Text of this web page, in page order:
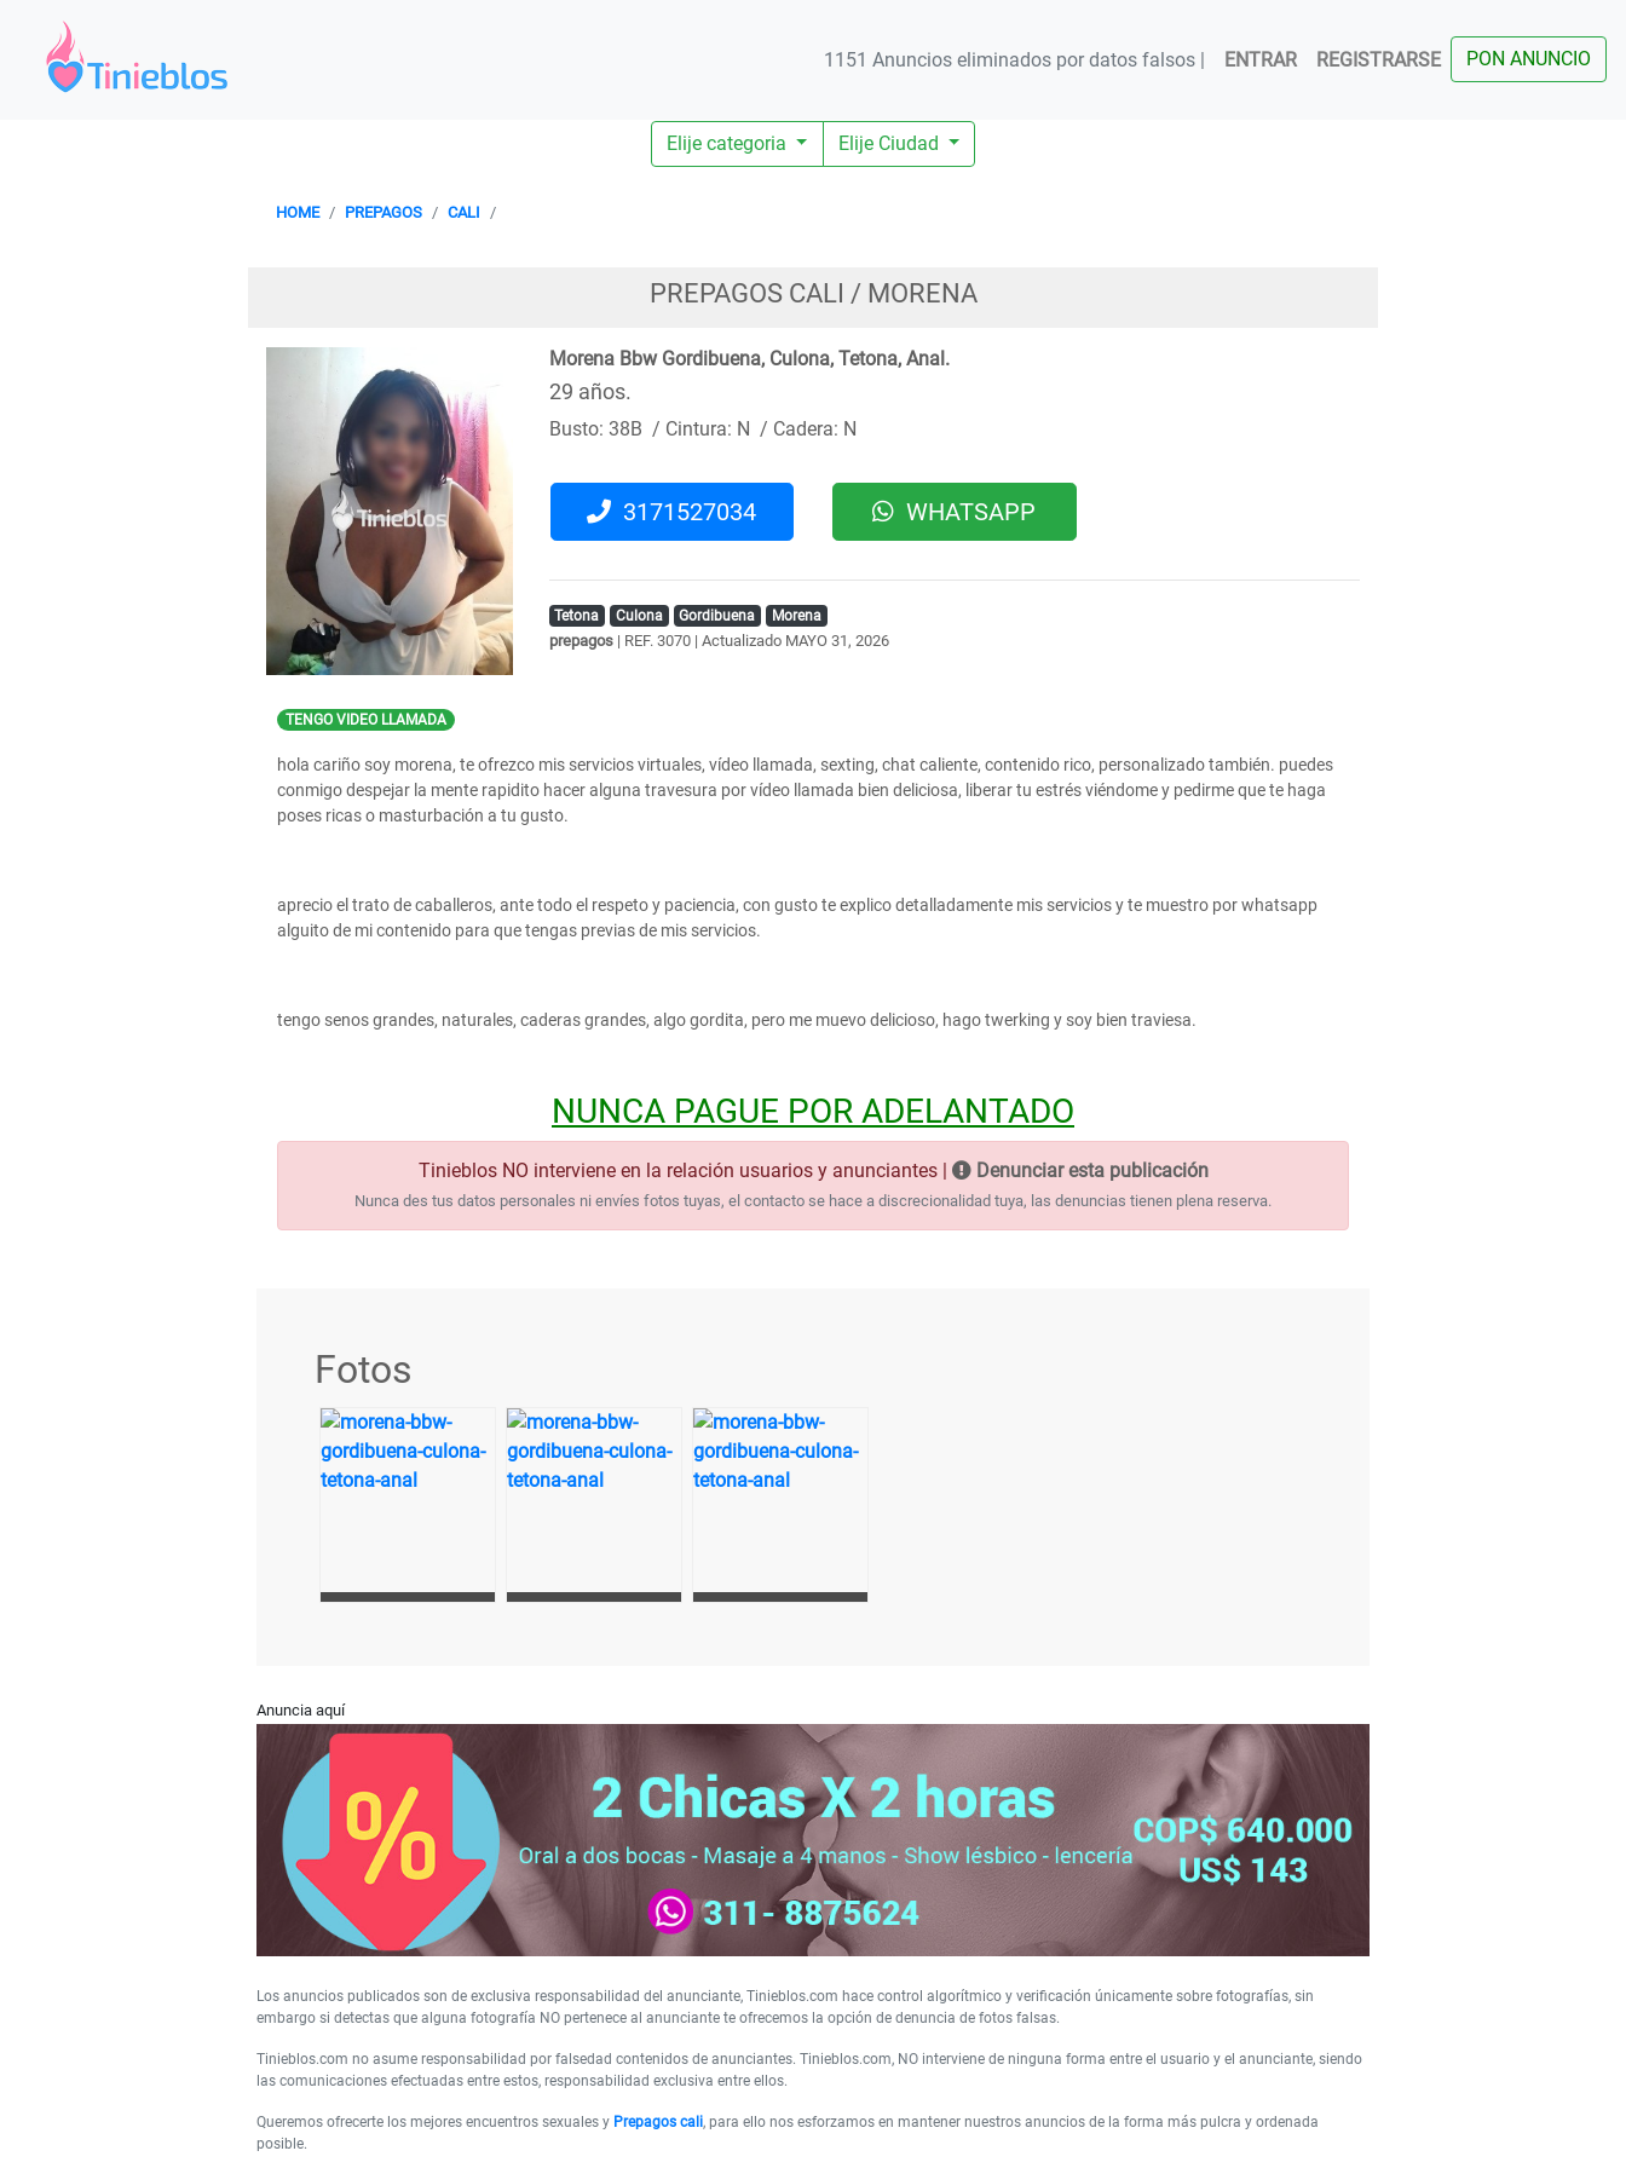
1151 Anuncios eliminados por datos falsos | ENTRAR REGISTRARSE PON ANUNCIO
Elije categoria Elije Ciudad
HOME PREPAGOS CALI
PREPAGOS CALI / MORENA
Morena Bbw Gordibuena, Culona, Tetona, Anal.
29 años.
Busto: 38B / Cintura: N / Cadera: N
3171527034 WHATSAPP
Tetona Culona Gordibuena Morena
prepagos| REF. 3070 | Actualizado MAYO 31, 2026
TENGO VIDEO LLAMADA
hola cariño soy morena, te ofrezco mis servicios virtuales, vídeo llamada, sexting, chat caliente, contenido rico, personalizado también. puedes
conmigo despejar la mente rapidito hacer alguna travesura por vídeo llamada bien deliciosa, liberar tu estrés viéndome y pedirme que te haga
poses ricas o masturbación a tu gusto.
aprecio el trato de caballeros, ante todo el respeto y paciencia, con gusto te explico detalladamente mis servicios y te muestro por whatsapp
alguito de mi contenido para que tengas previas de mis servicios.
tengo senos grandes, naturales, caderas grandes, algo gordita, pero me muevo delicioso, hago twerking y soy bien traviesa.
NUNCA PAGUE POR ADELANTADO
Tinieblos NO interviene en la relación usuarios y anunciantes | Denunciar esta publicación
Nunca des tus datos personales ni envíes fotos tuyas, el contacto se hace a discrecionalidad tuya, las denuncias tienen plena reserva.
Fotos
Anuncia aquí
Los anuncios publicados son de exclusiva responsabilidad del anunciante, Tinieblos.com hace control algorítmico y verificación únicamente sobre fotografías, sin
embargo si detectas que alguna fotografía NO pertenece al anunciante te ofrecemos la opción de denuncia de fotos falsas.
Tinieblos.com no asume responsabilidad por falsedad contenidos de anunciantes. Tinieblos.com, NO interviene de ninguna forma entre el usuario y el anunciante, siendo
las comunicaciones efectuadas entre estos, responsabilidad exclusiva entre ellos.
Queremos ofrecerte los mejores encuentros sexuales y Prepagos cali, para ello nos esforzamos en mantener nuestros anuncios de la forma más pulcra y ordenada
posible.